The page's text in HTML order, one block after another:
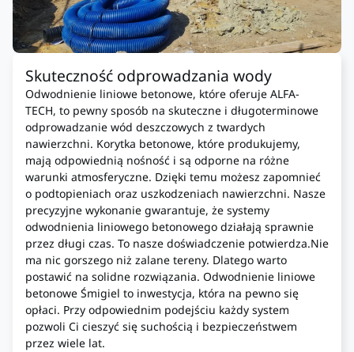
Skuteczność odprowadzania wody
Odwodnienie liniowe betonowe, które oferuje ALFA-
TECH, to pewny sposób na skuteczne i długoterminowe
odprowadzanie wód deszczowych z twardych
nawierzchni. Korytka betonowe, które produkujemy,
mają odpowiednią nośność i są odporne na różne
warunki atmosferyczne. Dzięki temu możesz zapomnieć
o podtopieniach oraz uszkodzeniach nawierzchni. Nasze
precyzyjne wykonanie gwarantuje, że systemy
odwodnienia liniowego betonowego działają sprawnie
przez długi czas. To nasze doświadczenie potwierdza.Nie
ma nic gorszego niż zalane tereny. Dlatego warto
postawić na solidne rozwiązania. Odwodnienie liniowe
betonowe Śmigiel to inwestycja, która na pewno się
opłaci. Przy odpowiednim podejściu każdy system
pozwoli Ci cieszyć się suchością i bezpieczeństwem
przez wiele lat.